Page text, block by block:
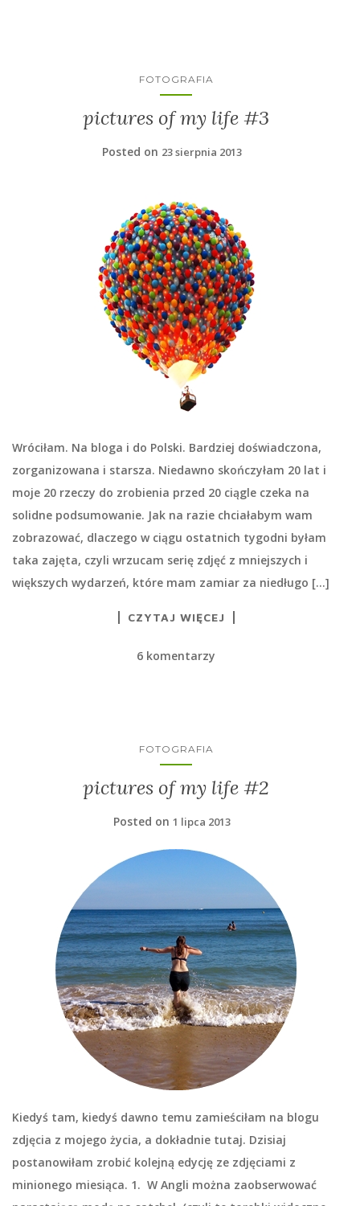
FOTOGRAFIA
pictures of my life #3
Posted on 23 sierpnia 2013
Wróciłam. Na bloga i do Polski. Bardziej doświadczona,
zorganizowana i starsza. Niedawno skończyłam 20 lat i
moje 20 rzeczy do zrobienia przed 20 ciągle czeka na
solidne podsumowanie. Jak na razie chciałabym wam
zobrazować, dlaczego w ciągu ostatnich tygodni byłam
taka zajęta, czyli wrzucam serię zdjęć z mniejszych i
większych wydarzeń, które mam zamiar za niedługo […]
CZYTAJ WIĘCEJ
6 komentarzy
FOTOGRAFIA
pictures of my life #2
Posted on 1 lipca 2013
Kiedyś tam, kiedyś dawno temu zamieściłam na blogu
zdjęcia z mojego życia, a dokładnie tutaj. Dzisiaj
postanowiłam zrobić kolejną edycję ze zdjęciami z
minionego miesiąca. 1. W Angli można zaobserwować